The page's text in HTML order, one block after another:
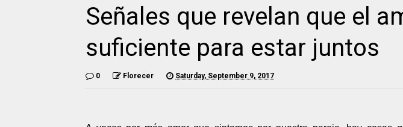
Señales que revelan que el
suficiente para estar juntos
0 Florecer Saturday, September 9, 2017